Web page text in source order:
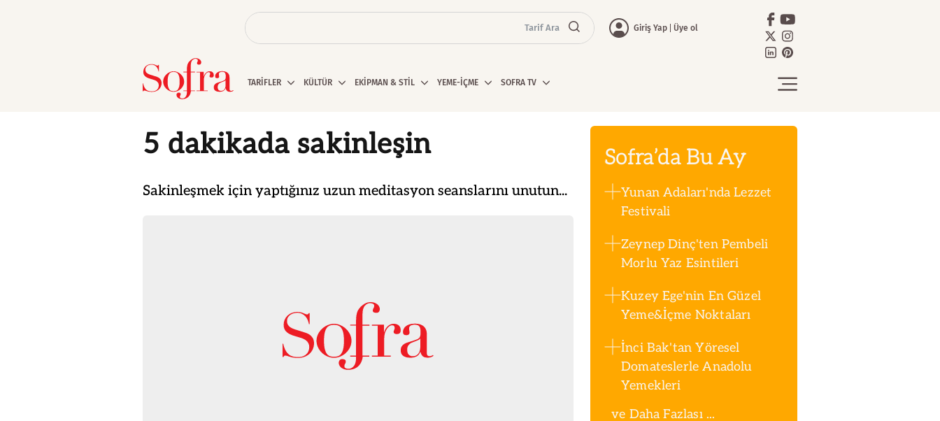
Tarif Ara Giriş Yap Üye ol
TARİFLER KÜLTÜR EKİPMAN & STİL YEME-İÇME SOFRA TV
5 dakikada sakinleşin
Sakinleşmek için yaptığınız uzun meditasyon seanslarını unutun...
Sofra’da Bu Ay
Yunan Adaları'nda Lezzet
Festivali
Zeynep Dinç'ten Pembeli
Morlu Yaz Esintileri
Kuzey Ege'nin En Güzel
Yeme&İçme Noktaları
İnci Bak'tan Yöresel
Domateslerle Anadolu
Yemekleri
ve Daha Fazlası ...